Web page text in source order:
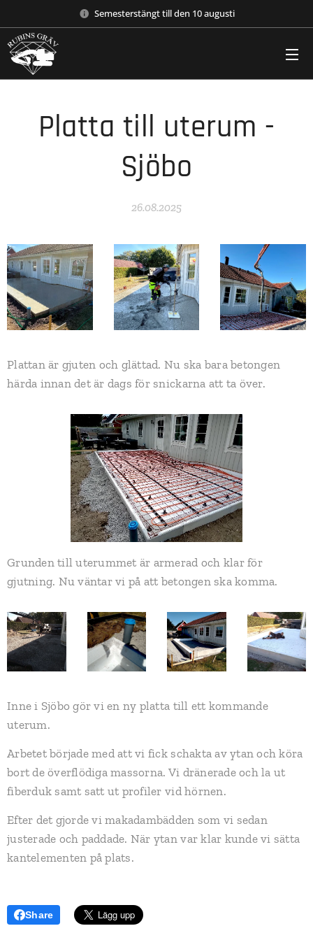
Semesterstängt till den 10 augusti
Platta till uterum -
Sjöbo
26.08.2025
Plattan är gjuten och glättad. Nu ska bara betongen
härda innan det är dags för snickarna att ta över.
Grunden till uterummet är armerad och klar för
gjutning. Nu väntar vi på att betongen ska komma.
Inne i Sjöbo gör vi en ny platta till ett kommande
uterum.
Arbetet började med att vi fick schakta av ytan och köra
bort de överflödiga massorna. Vi dränerade och la ut
fiberduk samt satt ut profiler vid hörnen.
Efter det gjorde vi makadambädden som vi sedan
justerade och paddade. När ytan var klar kunde vi sätta
kantelementen på plats.
Share